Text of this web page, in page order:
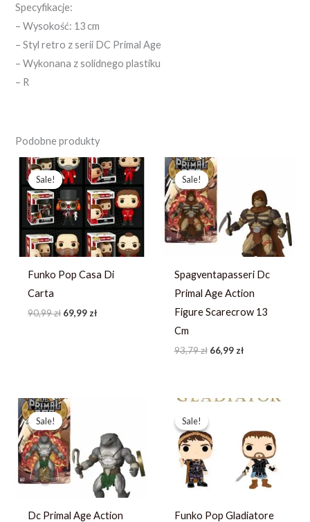
Specyfikacje:
– Wysokość: 13 cm
– Styl retro z serii DC Primal Age
– Wykonana z solidnego plastiku
– R
Podobne produkty
Sale!
Sale!
Funko Pop Casa Di
Carta
90,99zł
Pierwotna
cena
wynosiła:
90,99 zł.
69,99 zł
Aktualna
cena
wynosi:
69,99 zł.
Sale!
Sale!
Spagventapasseri Dc
Primal Age Action
Figure Scarecrow 13
Cm
93,79zł
Pierwotna
cena
wynosiła:
93,79 zł.
66,99 zł
66,99 zł.
Sale!
Sale!
Dc Primal Age Action
Pierwotna
cena
wynosiła:
97,99 zł.
69,99 zł.
Sale!
Sale!
Funko Pop Gladiatore
Pierwotna
wynosiła:
90,99 zł.
Aktualna
69,99 zł.